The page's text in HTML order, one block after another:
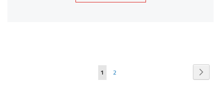
Pagina
Attualmente
1 Pagina
2